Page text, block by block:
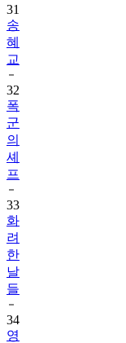
31
송
혜
교
32
폭
군
의
셰
프
33
화
려
한
날
들
34
영